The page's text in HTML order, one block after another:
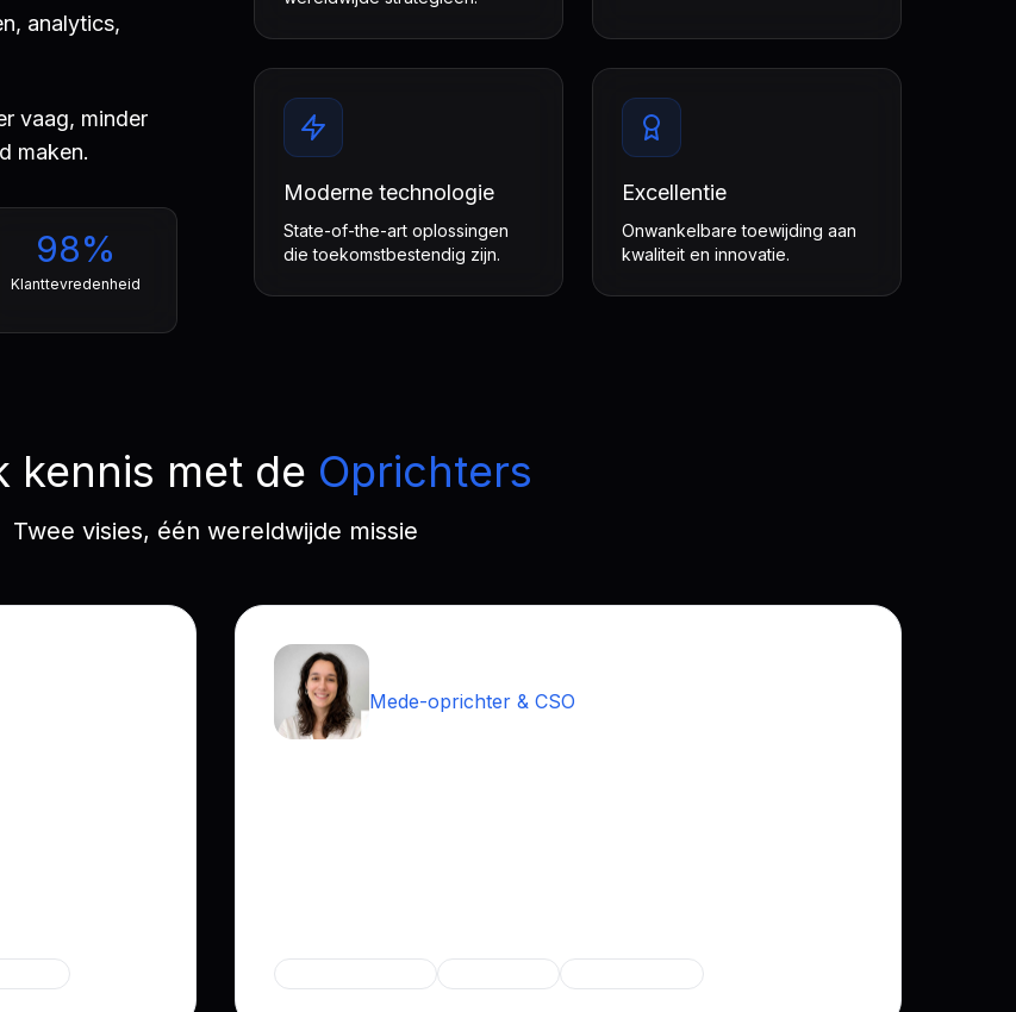
analytics,
vaag, minder
maken.
98%
Klanttevredenheid
Moderne technologie
State-of-the-art oplossingen
die toekomstbestendig zijn.
Excellentie
Onwankelbare toewijding aan
kwaliteit en innovatie.
kennis met de Oprichters
Twee visies, één wereldwijde missie
Mede-oprichter & CSO